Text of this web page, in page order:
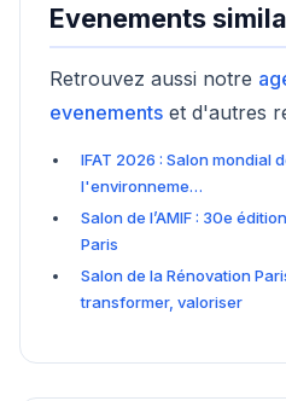
Evenements
Retrouvez aussi notre
evenements et d'autres
IFAT 2026 : Salon mondial
l'environneme…
Salon de l’AMIF : 30e
Paris
Salon de la Rénovation
transformer, valoriser